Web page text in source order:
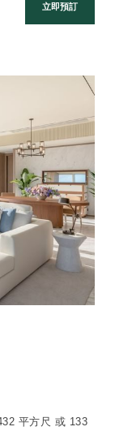
立即預訂
平方尺 或 133